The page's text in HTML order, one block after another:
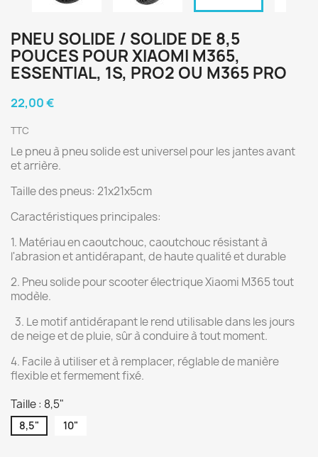
PNEU SOLIDE / SOLIDE DE 8,5
POUCES POUR XIAOMI M365,
ESSENTIAL, 1S, PRO2 OU M365 PRO
22,00 €
TTC
Le pneu à pneu solide est universel pour les jantes avant
et arrière.
Taille des pneus: 21x21x5cm
Caractéristiques principales:
1. Matériau en caoutchouc, caoutchouc résistant à
l'abrasion et antidérapant, de haute qualité et durable
2. Pneu solide pour scooter électrique Xiaomi M365 tout
modèle.
3. Le motif antidérapant le rend utilisable dans les jours
de neige et de pluie, sûr à conduire à tout moment.
4. Facile à utiliser et à remplacer, réglable de manière
flexible et fermement fixé.
Taille : 8,5"
8,5" 10"